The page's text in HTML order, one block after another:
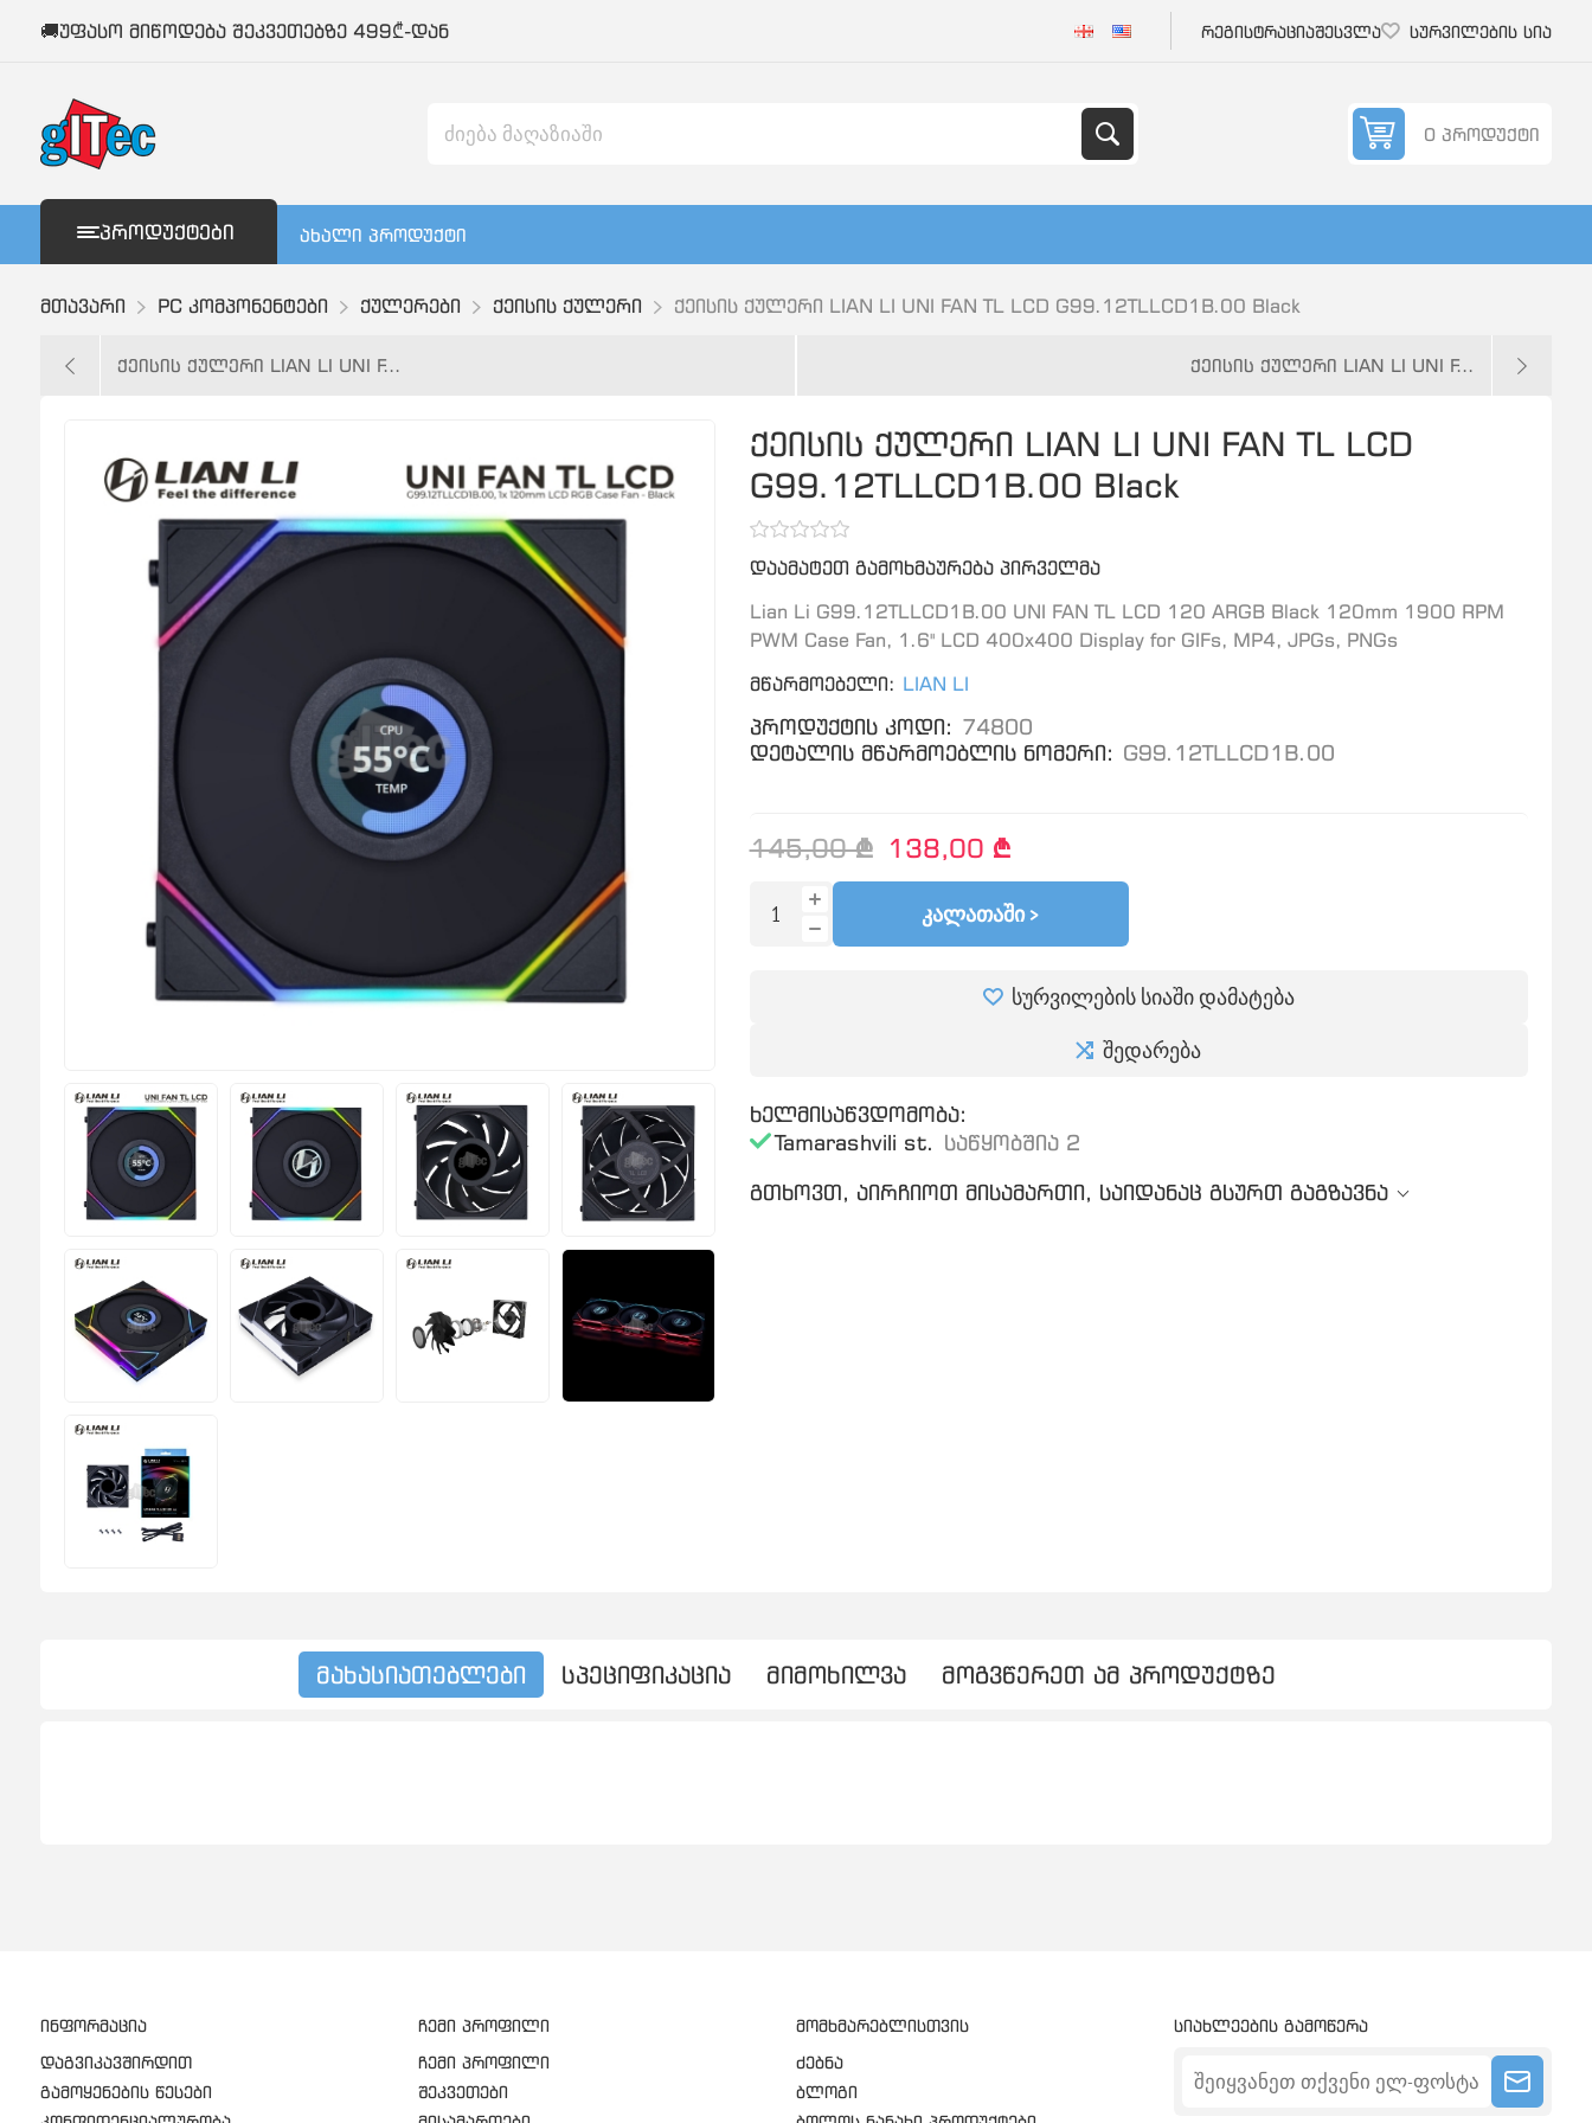
🚚უფასო მიწოდება შეკვეთებზე 499₾-დან რეგისტრაციაშესვლა სურვილების სია
0 პროდუქტი
ᲞᲠᲝᲓᲣᲥᲢᲔᲑᲘ ახალი პროდუქტი
მთავარი PC კომპონენტები ქულერები ქეისის ქულერი ქეისის ქულერი LIAN LI UNI FAN TL LCD G99.12TLLCD1B.00 Black
ქეისის ქულერი LIAN LI UNI F... ქეისის ქულერი LIAN LI UNI F...
ქეისის ქულერი LIAN LI UNI FAN TL LCD
G99.12TLLCD1B.00 Black
დაამატეთ გამოხმაურება პირველმა
Lian Li G99.12TLLCD1B.00 UNI FAN TL LCD 120 ARGB Black 120mm 1900 RPM
PWM Case Fan, 1.6" LCD 400x400 Display for GIFs, MP4, JPGs, PNGs
მწარმოებელი: LIAN LI
პროდუქტის კოდი: 74800
დეტალის მწარმოებლის ნომერი: G99.12TLLCD1B.00
145,00 ₾ 138,00 ₾
ᲙᲐᲚᲐᲗᲐᲨᲘ >
სურვილების სიაში დამატება
შედარება
ხელმისაწვდომობა:
Tamarashvili st. საწყობშია 2
გთხოვთ, აირჩიოთ მისამართი, საიდანაც გსურთ გაგზავნა
მახასიათებლები სპეციფიკაცია მიმოხილვა მოგვწერეთ ამ პროდუქტზე
ინფორმაცია
დაგვიკავშირდით
გამოყენების წესები
ჩემი პროფილი
ჩემი პროფილი
შეკვეთები
მომხმარებლისთვის
ძებნა
ბლოგი
სიახლეების გამოწერა